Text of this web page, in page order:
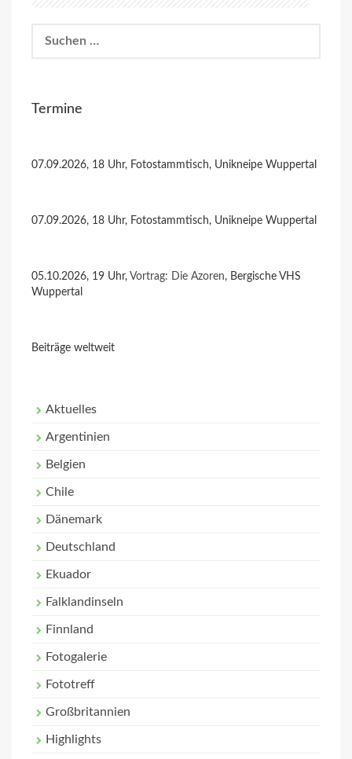
nach:
Termine
07.09.2026, 18 Uhr, Fotostammtisch, Unikneipe Wuppertal
07.09.2026, 18 Uhr, Fotostammtisch, Unikneipe Wuppertal
05.10.2026, 19 Uhr, Vortrag: Die Azoren, Bergische VHS
Wuppertal
Beiträge weltweit
Aktuelles
Argentinien
Belgien
Chile
Dänemark
Deutschland
Ekuador
Falklandinseln
Finnland
Fotogalerie
Fototreff
Großbritannien
Highlights